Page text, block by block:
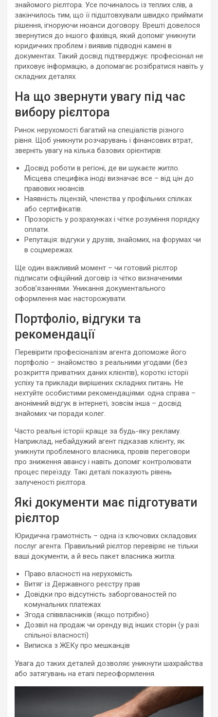
знайомого рієлтора. Усе починалось із теплих слів, а
закінчилось тим, що її підштовхували швидко приймати
рішення, ігноруючи нюанси договору. Врешті довелося
звернутися до іншого фахівця, який допоміг уникнути
юридичних проблем і виявив підводні камені в
документах. Такий досвід підтверджує: професіонал не
приховує інформацію, а допомагає розібратися навіть у
складних деталях.
На що звернути увагу під час
вибору рієлтора
Ринок нерухомості багатий на спеціалістів різного
рівня. Щоб уникнути розчарувань і фінансових втрат,
зверніть увагу на кілька базових орієнтирів:
Досвід роботи в регіоні, де ви шукаєте житло.
Місцева специфіка іноді визначає все – від цін до
правових нюансів.
Наявність ліцензій, членства у профільних спілках
або сертифікатів.
Прозорість у розрахунках і чітке розуміння порядку
оплати.
Репутація: відгуки у друзів, знайомих, на форумах чи
в соцмережах.
Ще один важливий момент – чи готовий рієлтор
підписати офіційний договір із чітко визначеними
зобов’язаннями. Уникання документального
оформлення має насторожувати.
Портфоліо, відгуки та
рекомендації
Перевірити професіоналізм агента допоможе його
портфоліо – знайомство з реальними угодами (без
розкриття приватних даних клієнтів), короткі історії
успіху та приклади вирішених складних питань. Не
нехтуйте особистими рекомендаціями: одна справа –
анонімний відгук в інтернеті, зовсім інша – досвід
знайомих чи поради колег.
Часто реальні історії краще за будь-яку рекламу.
Наприклад, небайдужий агент підказав клієнту, як
уникнути проблемного власника, провів переговори
про зниження авансу і навіть допоміг контролювати
процес переїзду. Такі деталі показують рівень
залученості рієлтора.
Які документи має підготувати
рієлтор
Юридична грамотність – одна із ключових складових
послуг агента. Правильний рієлтор перевіряє не тільки
ваші документи, а й весь пакет власника житла:
Право власності на нерухомість
Витяг із Державного реєстру прав
Довідки про відсутність заборгованостей по
комунальних платежах
Згода співвласників (якщо потрібно)
Дозвіл на продаж чи оренду від інших сторін (у разі
спільної власності)
Виписка з ЖЕКу про мешканців
Увага до таких деталей дозволяє уникнути шахрайства
або затягувань на етапі переоформлення.